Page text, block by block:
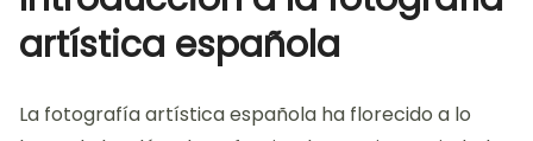
artística española
La fotografía artística española ha florecido a lo